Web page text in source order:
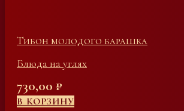
Тибон молодого барашка
Блюда на углях
730,00 ₽
В КОРЗИНУ